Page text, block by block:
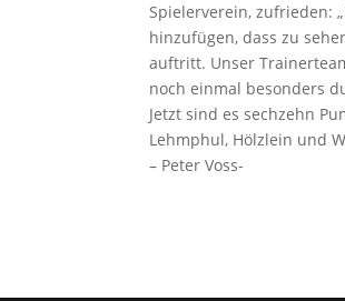
Spielerverein, zufrieden:
hinzufügen, dass zu
auftritt. Unser
noch einmal besonders
Jetzt sind es sechzehn
Lehmphul, Hölzlein und
– Peter Voss-